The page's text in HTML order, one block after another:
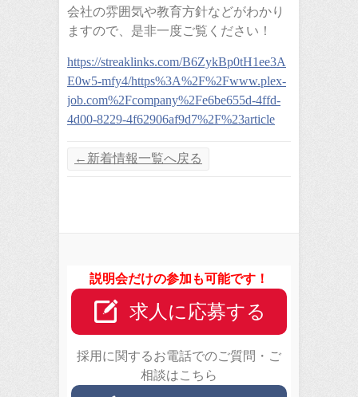
会社の雰囲気や教育方針などがわかり
ますので、是非一度ご覧ください！
https://streaklinks.com/B6ZykBp0tH1ee3A
E0w5-mfy4/https%3A%2F%2Fwww.plex-
job.com%2Fcompany%2Fe6be655d-4ffd-
4d00-8229-4f62906af9d7%2F%23article
←新着情報一覧へ戻る
説明会だけの参加も可能です！
求人に応募する
採用に関するお電話でのご質問・ご
相談はこちら